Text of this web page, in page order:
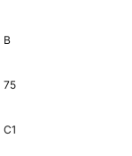
B
75
C1